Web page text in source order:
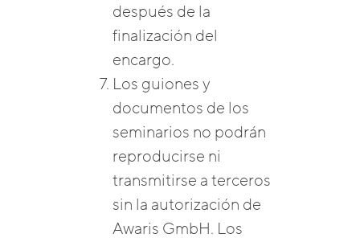
después de la
finalización del
encargo.
Los guiones y
documentos de los
seminarios no podrán
reproducirse ni
transmitirse a terceros
sin la autorización de
Awaris GmbH. Los